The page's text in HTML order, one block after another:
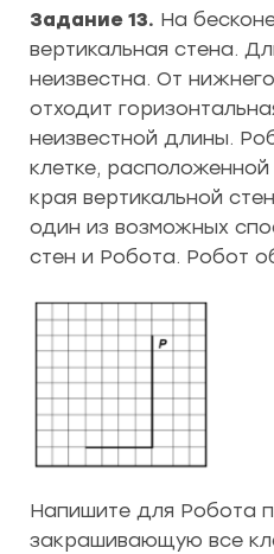
Задание 13. На
вертикальная стена.
неизвестна. От
отходит
неизвестной длины.
клетке,
края вертикальной
один из возможных
стен и Робота. Робот
Напишите для Робота
закрашивающую все